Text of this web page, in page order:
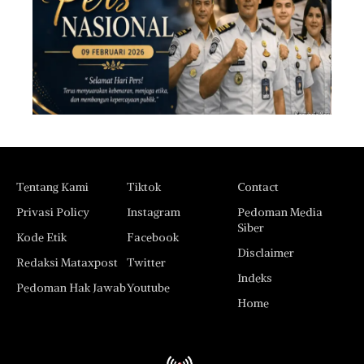
Tentang Kami
Privasi Policy
Kode Etik
Redaksi Mataxpost
Pedoman Hak Jawab
Tiktok
Instagram
Facebook
Twitter
Youtube
Contact
Pedoman Media
Siber
Disclaimer
Indeks
Home